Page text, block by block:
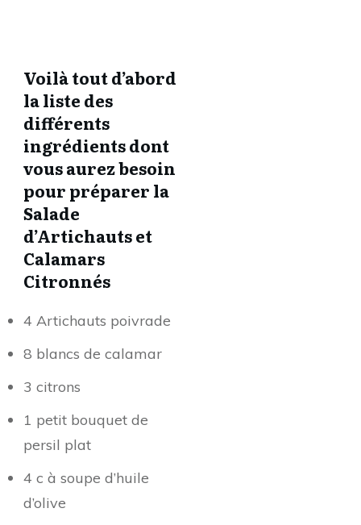
Voilà tout d’abord
la liste des
différents
ingrédients dont
vous aurez besoin
pour préparer la
Salade
d’Artichauts et
Calamars
Citronnés
4 Artichauts poivrade
8 blancs de calamar
3 citrons
1 petit bouquet de
persil plat
4 c à soupe d’huile
d’olive